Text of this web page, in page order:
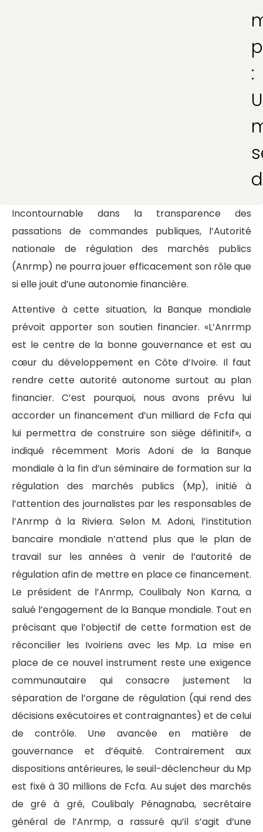
:
Incontournable dans la transparence des
passations de commandes publiques, l’Autorité
nationale de régulation des marchés publics
(Anrmp) ne pourra jouer efficacement son rôle que
si elle jouit d’une autonomie financière.
Attentive à cette situation, la Banque mondiale
prévoit apporter son soutien financier. «L’Anrrmp
est le centre de la bonne gouvernance et est au
cœur du développement en Côte d’Ivoire. Il faut
rendre cette autorité autonome surtout au plan
financier. C’est pourquoi, nous avons prévu lui
accorder un financement d’un milliard de Fcfa qui
lui permettra de construire son siège définitif», a
indiqué récemment Moris Adoni de la Banque
mondiale à la fin d’un séminaire de formation sur la
régulation des marchés publics (Mp), initié à
l’attention des journalistes par les responsables de
l’Anrmp à la Riviera. Selon M. Adoni, l’institution
bancaire mondiale n’attend plus que le plan de
travail sur les années à venir de l’autorité de
régulation afin de mettre en place ce financement.
Le président de l’Anrmp, Coulibaly Non Karna, a
salué l’engagement de la Banque mondiale. Tout en
précisant que l’objectif de cette formation est de
réconcilier les Ivoiriens avec les Mp. La mise en
place de ce nouvel instrument reste une exigence
communautaire qui consacre justement la
séparation de l’organe de régulation (qui rend des
décisions exécutoires et contraignantes) et de celui
de contrôle. Une avancée en matière de
gouvernance et d’équité. Contrairement aux
dispositions antérieures, le seuil-déclencheur du Mp
est fixé à 30 millions de Fcfa. Au sujet des marchés
de gré à gré, Coulibaly Pénagnaba, secrétaire
général de l’Anrmp, a rassuré qu’il s’agit d’une